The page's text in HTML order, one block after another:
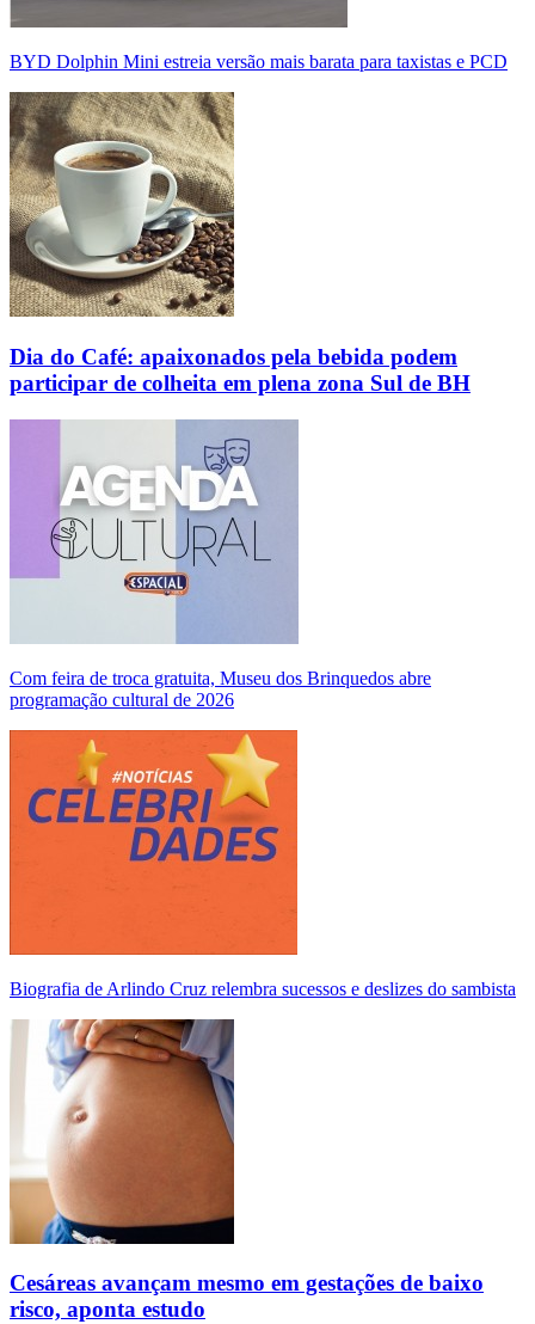
BYD Dolphin Mini estreia versão mais barata para taxistas e PCD
Dia do Café: apaixonados pela bebida podem
participar de colheita em plena zona Sul de BH
Com feira de troca gratuita, Museu dos Brinquedos abre
programação cultural de 2026
Biografia de Arlindo Cruz relembra sucessos e deslizes do sambista
Cesáreas avançam mesmo em gestações de baixo
risco, aponta estudo